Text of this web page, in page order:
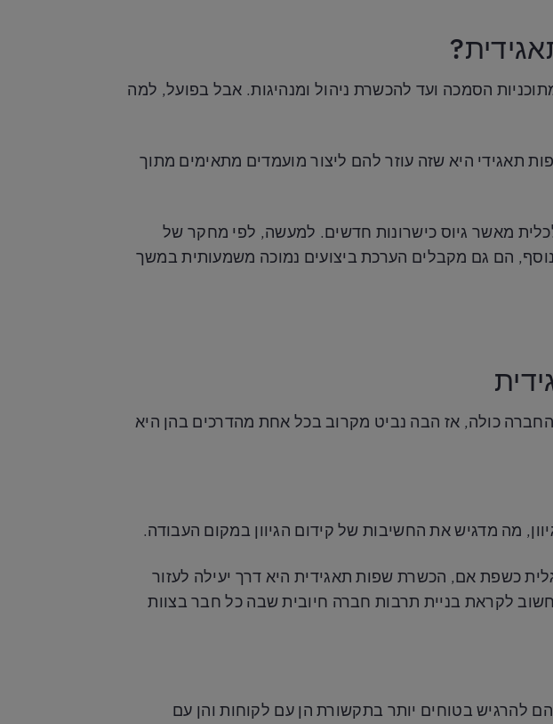
הסמכה ועד להכשרת ניהול ומנהיגות. אבל בפועל, למה
תאגידי היא שזה עוזר להם ליצור מועמדים מתאימים מתוך
מאשר גיוס כישרונות חדשים. למעשה, לפי מחקר של
יותר מאלה שקודמו מבפנים. בנוסף, הם גם מקבלים הערכת ביצועים נמוכה משמעותית במשך
כולה, אז הבה נביט מקרוב בכל אחת מהדרכים בהן היא
מה מדגיש את החשיבות של קידום הגיוון במקום העבודה.
כשפת אם, הכשרת שפות תאגידית היא דרך יעילה לעזור
חשוב לקראת בניית תרבות חברה חיובית שבה כל חבר בצוות
להרגיש בטוחים יותר בתקשורת הן עם לקוחות והן עם